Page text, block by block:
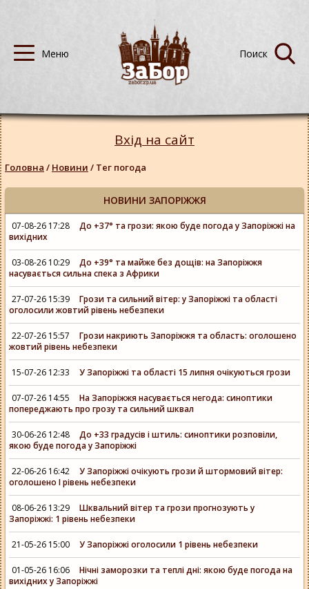
Вхід на сайт
Головна / Новини / Тег погода
НОВИНИ ЗАПОРІЖЖЯ
07-08-26 17:28
До +37° та грози: якою буде погода у Запоріжжі на
вихідних
03-08-26 10:29
До +39° та майже без дощів: на Запоріжжя
насувається сильна спека з Африки
27-07-26 15:39
Грози та сильний вітер: у Запоріжжі та області
оголосили жовтий рівень небезпеки
22-07-26 15:57
Грози накриють Запоріжжя та область: оголошено
жовтий рівень небезпеки
15-07-26 12:33 У Запоріжжі та області 15 липня очікуються грози
07-07-26 14:55
На Запоріжжя насувається негода: синоптики
попереджають про грозу та сильний шквал
30-06-26 12:48
До +33 градусів і штиль: синоптики розповіли,
якою буде погода у Запоріжжі
22-06-26 16:42
У Запоріжжі очікують грози й штормовий вітер:
оголошено І рівень небезпеки
08-06-26 13:29
Шквальний вітер та грози прогнозують у
Запоріжжі: 1 рівень небезпеки
21-05-26 15:00 У Запоріжжі оголосили 1 рівень небезпеки
01-05-26 16:06
Нічні заморозки та теплі дні: якою буде погода на
вихідних у Запоріжжі